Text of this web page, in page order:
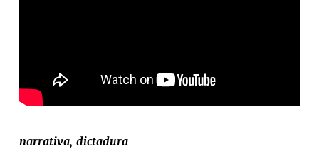
narrativa dictadura